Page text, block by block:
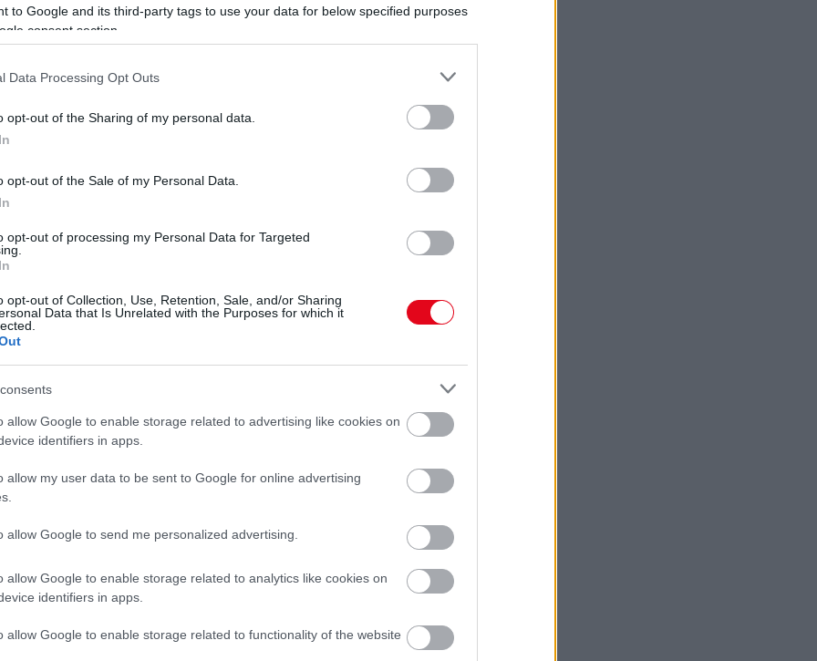
to Google and its third-party tags to use your data for below specified purposes
consent section.
Data Processing Opt Outs
opt-out of the Sharing of my personal data.
opt-out of the Sale of my Personal Data.
opt-out of processing my Personal Data for Targeted
opt-out of Collection, Use, Retention, Sale, and/or Sharing
Data that Is Unrelated with the Purposes for which it
allow Google to enable storage related to advertising like cookies on
identifiers in apps.
allow my user data to be sent to Google for online advertising
allow Google to send me personalized advertising.
allow Google to enable storage related to analytics like cookies on
identifiers in apps.
allow Google to enable storage related to functionality of the website
sztárpár pedig azóta bejárta az Amerikai
A közös fészket, ahol végre közösen
kúriájuk bukkant fel az eladó ingatlanok listáján,
az állomotthonukat. Nos, most végre
tényként közölte, J-Lo és Ben Affleck
J-Lo fürdőszobájáért -
12 és fél milliárdot
Ben közös otthona